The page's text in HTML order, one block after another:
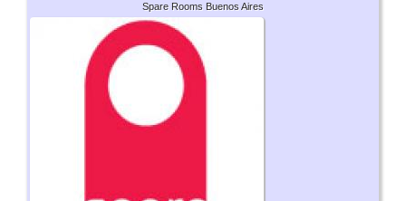
Spare Rooms Buenos Aires